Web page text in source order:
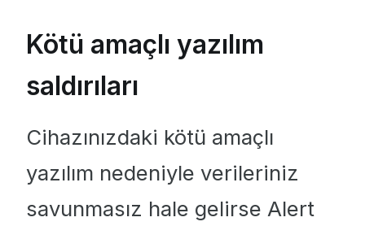
Kötü amaçlı yazılım
saldırıları
Cihazınızdaki kötü amaçlı
yazılım nedeniyle verileriniz
savunmasız hale gelirse Alert